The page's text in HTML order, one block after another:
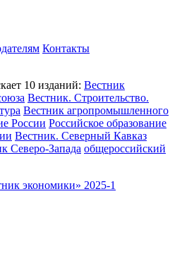
Контакты
10 изданий: Вестник
Вестник. Строительство.
Вестник агропромышленного
России Российское образование
Вестник. Северный Кавказ
Северо-Запада общероссийский